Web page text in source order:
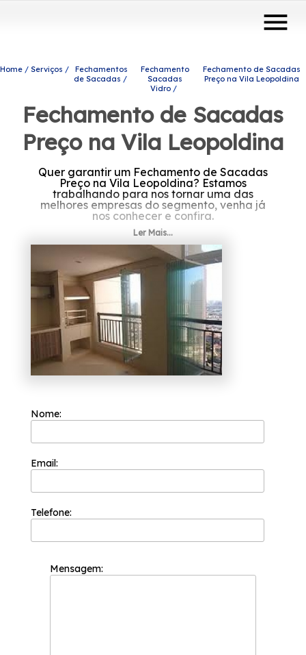
menu
Home Serviços
Fechamentos
de Sacadas
Fechamento
Sacadas
Vidro
Fechamento de Sacadas
Preço na Vila Leopoldina
Fechamento de Sacadas
Preço na Vila Leopoldina
Quer garantir um Fechamento de Sacadas
Preço na Vila Leopoldina? Estamos
trabalhando para nos tornar uma das
melhores empresas do segmento, venha já
nos conhecer e confira.
Tem interesse em Fechamento de Sacadas
Preço na Vila Leopoldina? Conte com a
Protavi Vidros e tenha a solução que você
busca do setor de engenharia de vidros, são
diversas opções de produtos e serviços
oferecidas, como envidraçamento de
sacadas, box para banheiros e portas de
vidro. Desenvolvemos cada trabalho de uma
forma profissional e objetiva, saiba mais
entrando em contato com nossa empresa.
Ler Mais...
Nome:
Email:
Telefone:
Mensagem: